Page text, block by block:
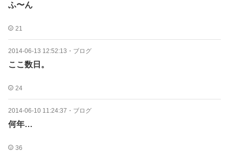
ふ〜ん
21
2014-06-13 12:52:13 ・ ブログ
ここ数日。
24
2014-06-10 11:24:37 ・ ブログ
何年…
36